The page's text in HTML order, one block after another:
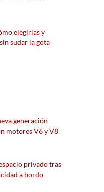
elegirlas y
sudar la gota
generación
motores V6 y V8
privado tras
a bordo